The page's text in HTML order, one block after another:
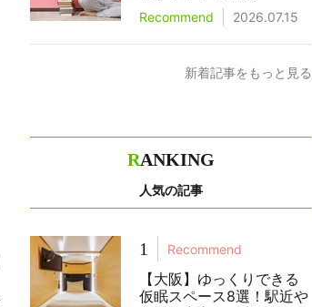
Recommend 2026.07.15
新着記事をもっと見る
RANKING
人気の記事
1 Recommend
【大阪】ゆっくりできる
仮眠スペース8選！駅近や